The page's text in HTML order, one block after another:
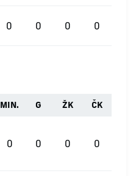
0 0 0 0
MIN. G ŽK ČK
0 0 0 0